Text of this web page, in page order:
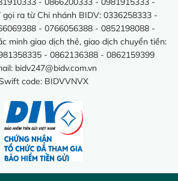
ra từ Chi nhánh BIDV: 0336258333 -
- 0766056388 - 0852198088 -
minh giao dịch thẻ, giao dịch chuyển tiền:
- 0862136388 - 0862159399
bidv247@bidv.com.vn
code: BIDVVNVX